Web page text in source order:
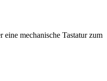
mechanische Tastatur zum